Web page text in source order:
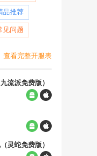
品推荐
见问题
查看完整开服表
流派免费版）
灵蛇免费版）